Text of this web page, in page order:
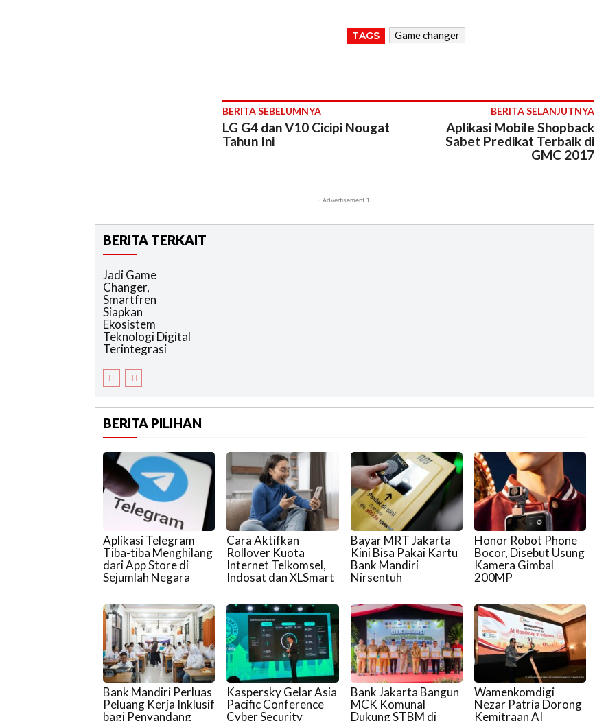
TAGS Game changer
BERITA SEBELUMNYA
LG G4 dan V10 Cicipi Nougat
Tahun Ini
BERITA SELANJUTNYA
Aplikasi Mobile Shopback
Sabet Predikat Terbaik di
GMC 2017
- Advertisement 1-
BERITA TERKAIT
Jadi Game
Changer,
Smartfren
Siapkan
Ekosistem
Teknologi Digital
Terintegrasi
BERITA PILIHAN
Aplikasi Telegram
Tiba-tiba Menghilang
dari App Store di
Sejumlah Negara
Cara Aktifkan
Rollover Kuota
Internet Telkomsel,
Indosat dan XLSmart
Bayar MRT Jakarta
Kini Bisa Pakai Kartu
Bank Mandiri
Nirsentuh
Honor Robot Phone
Bocor, Disebut Usung
Kamera Gimbal
200MP
Bank Mandiri Perluas
Peluang Kerja Inklusif
bagi Penyandang
Kaspersky Gelar Asia
Pacific Conference
Cyber Security
Bank Jakarta Bangun
MCK Komunal
Dukung STBM di
Wamenkomdigi
Nezar Patria Dorong
Kemitraan AI